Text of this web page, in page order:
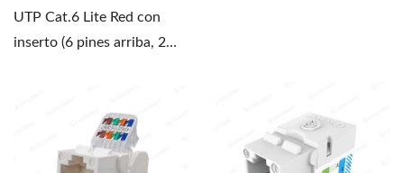
UTP Cat.6 Lite Red con
inserto (6 pines arriba, 2